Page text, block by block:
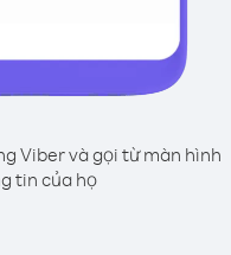
Viber và gọi từ màn hình
tin của họ